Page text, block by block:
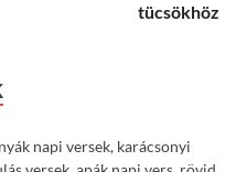
tücsökhöz
napi versek, karácsonyi